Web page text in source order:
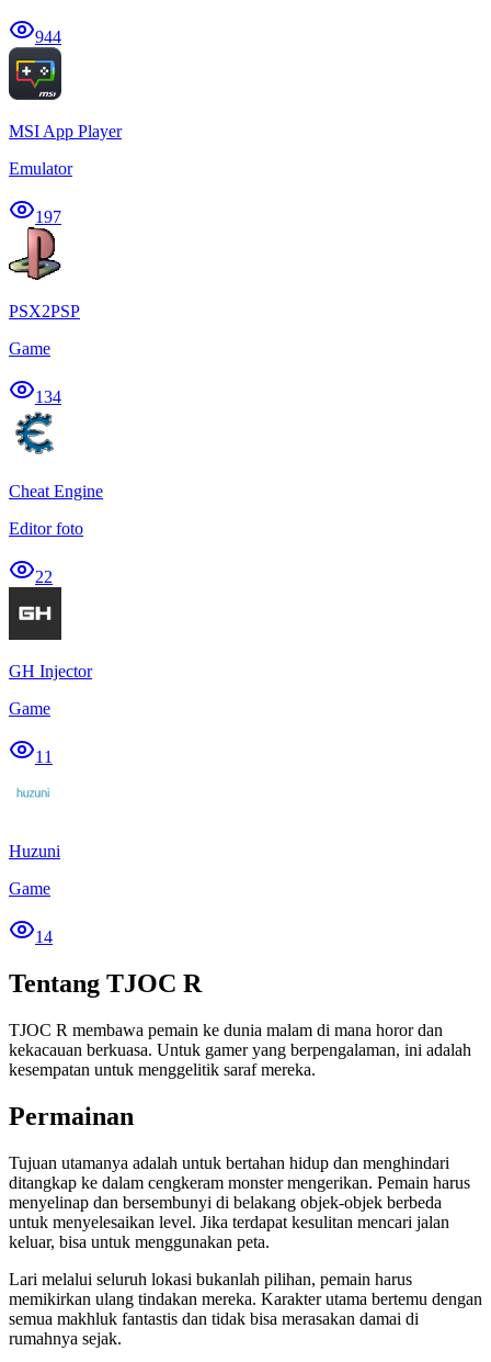
944
MSI App Player
Emulator
197
PSX2PSP
Game
134
Cheat Engine
Editor foto
22
GH Injector
Game
11
Huzuni
Game
14
Tentang TJOC R
TJOC R membawa pemain ke dunia malam di mana horor dan
kekacauan berkuasa. Untuk gamer yang berpengalaman, ini adalah
kesempatan untuk menggelitik saraf mereka.
Permainan
Tujuan utamanya adalah untuk bertahan hidup dan menghindari
ditangkap ke dalam cengkeram monster mengerikan. Pemain harus
menyelinap dan bersembunyi di belakang objek-objek berbeda
untuk menyelesaikan level. Jika terdapat kesulitan mencari jalan
keluar, bisa untuk menggunakan peta.
Lari melalui seluruh lokasi bukanlah pilihan, pemain harus
memikirkan ulang tindakan mereka. Karakter utama bertemu dengan
semua makhluk fantastis dan tidak bisa merasakan damai di
rumahnya sejak.